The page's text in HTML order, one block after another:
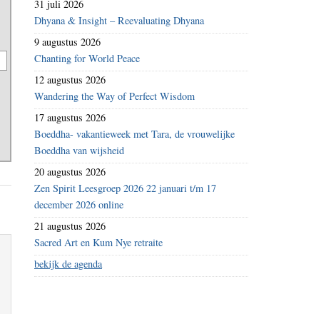
31 juli 2026
Dhyana & Insight – Reevaluating Dhyana
9 augustus 2026
Chanting for World Peace
12 augustus 2026
Wandering the Way of Perfect Wisdom
17 augustus 2026
Boeddha- vakantieweek met Tara, de vrouwelijke
Boeddha van wijsheid
20 augustus 2026
Zen Spirit Leesgroep 2026 22 januari t/m 17
december 2026 online
21 augustus 2026
Sacred Art en Kum Nye retraite
bekijk de agenda